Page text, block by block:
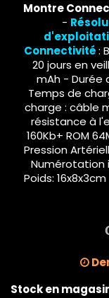
Montre
-
Connectivité:
20 jours en
mAh - Durée
Temps de
charge : câble
résistance à
160Kb+ ROM
Pression
Numérotation
Poids: 16x8x3cm
Stock en